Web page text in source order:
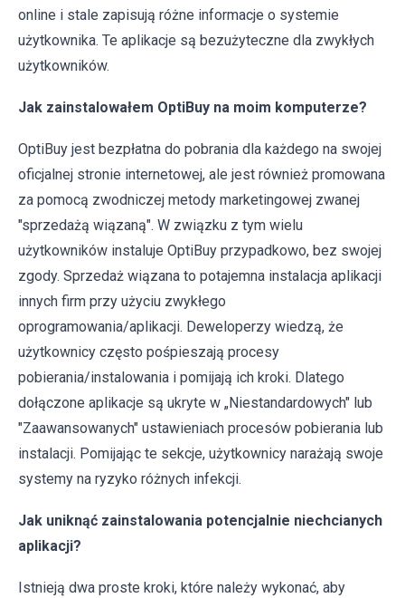
online i stale zapisują różne informacje o systemie
użytkownika. Te aplikacje są bezużyteczne dla zwykłych
użytkowników.
Jak zainstalowałem OptiBuy na moim komputerze?
OptiBuy jest bezpłatna do pobrania dla każdego na swojej
oficjalnej stronie internetowej, ale jest również promowana
za pomocą zwodniczej metody marketingowej zwanej
"sprzedażą wiązaną". W związku z tym wielu
użytkowników instaluje OptiBuy przypadkowo, bez swojej
zgody. Sprzedaż wiązana to potajemna instalacja aplikacji
innych firm przy użyciu zwykłego
oprogramowania/aplikacji. Deweloperzy wiedzą, że
użytkownicy często pośpieszają procesy
pobierania/instalowania i pomijają ich kroki. Dlatego
dołączone aplikacje są ukryte w „Niestandardowych" lub
"Zaawansowanych" ustawieniach procesów pobierania lub
instalacji. Pomijając te sekcje, użytkownicy narażają swoje
systemy na ryzyko różnych infekcji.
Jak uniknąć zainstalowania potencjalnie niechcianych
aplikacji?
Istnieją dwa proste kroki, które należy wykonać, aby